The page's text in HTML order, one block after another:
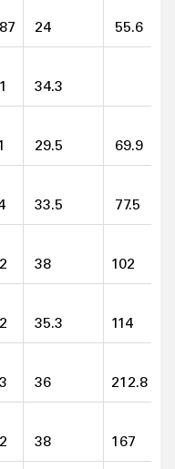
le bouton « Ajouter au
24 55.6
34.3
29.5 69.9
33.5 77.5
38 102
35.3 114
36 212.8
38 167